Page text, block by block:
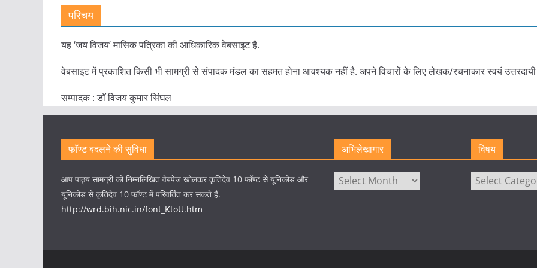
परिचय
यह ‘जय विजय’ मासिक पत्रिका की आधिकारिक वेबसाइट है.
वेबसाइट में प्रकाशित किसी भी सामग्री से संपादक मंडल का सहमत होना आवश्यक नहीं है. अपने विचारों के लिए लेखक/रचनाकार स्वयं
सम्पादक : डाॅ विजय कुमार सिंघल
फॉण्ट बदलने की सुविधा
आप पाठ्य सामग्री को निम्नलिखित वेबपेज खोलकर कृतिदेव 10 फॉण्ट से यूनिकोड और
यूनिकोड से कृतिदेव 10 फॉण्ट में परिवर्तित कर सकते हैं.
http://wrd.bih.nic.in/font_KtoU.htm
अभिलेखागार
अभिलेखागार
विषय
विषय